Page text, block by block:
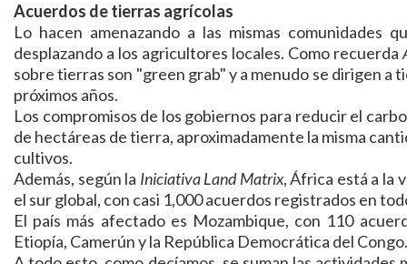
Acuerdos de tierras agrícolas
Lo hacen amenazando a las mismas comunidades
desplazando a los agricultores locales. Como recuerda
sobre tierras son "green grab" y a menudo se dirigen a
próximos años.
Los compromisos de los gobiernos para reducir el
de hectáreas de tierra, aproximadamente la misma
cultivos.
Además, según la Iniciativa Land Matrix, África está a la
el sur global, con casi 1,000 acuerdos registrados en
El país más afectado es Mozambique, con 110
Etiopía, Camerún y la República Democrática del Congo.